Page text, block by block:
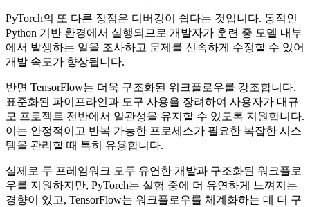
PyTorch의 또 다른 장점은 디버깅이 쉽다는 것입니다. 동적인
Python 기반 환경에서 실행되므로 개발자가 훈련 중 모델 내부
에서 발생하는 일을 조사하고 문제를 신속하게 수정할 수 있어
개발 속도가 향상됩니다.
반면 TensorFlow는 더욱 구조화된 워크플로우를 강조합니다.
표준화된 파이프라인과 도구 사용을 장려하여 사용자가 대규
모 프로젝트 전반에서 일관성을 유지할 수 있도록 지원합니다.
이는 안정적이고 반복 가능한 프로세스가 필요한 복잡한 시스
템을 관리할 때 특히 유용합니다.
실제로 두 프레임워크 모두 유연한 개발과 구조화된 워크플로
우를 지원하지만, PyTorch는 실험 중에 더 유연하게 느껴지는
경향이 있고, TensorFlow는 워크플로우를 체계화하는 데 더 구